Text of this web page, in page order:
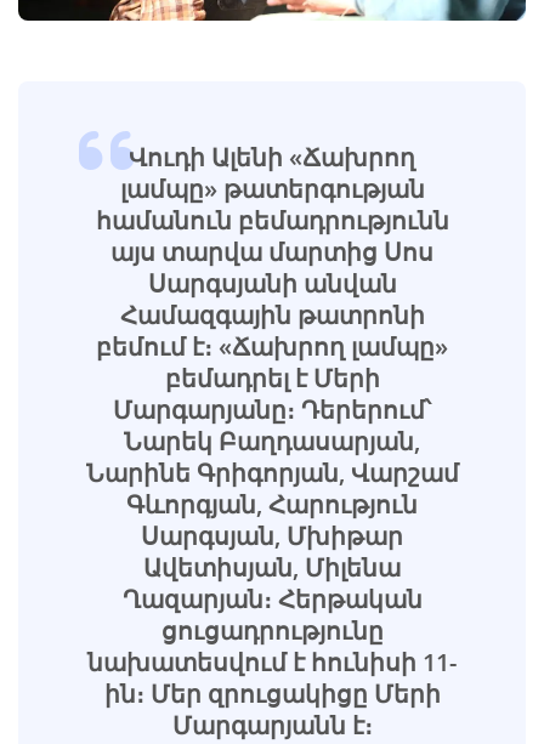
Վուդի Ալենի «Ճախրող
լամպը» թատերգության
համանուն բեմադրությունն
այս տարվա մարտից Սոս
Սարգսյանի անվան
Համազգային թատրոնի
բեմում է։ «Ճախրող լամպը»
բեմադրել է Մերի
Մարգարյանը։ Դերերում՝
Նարեկ Բաղդասարյան,
Նարինե Գրիգորյան, Վարշամ
Գևորգյան, Հարություն
Սարգսյան, Մխիթար
Ավետիսյան, Միլենա
Ղազարյան։ Հերթական
ցուցադրությունը
նախատեսվում է հունիսի 11-
ին։ Մեր զրուցակիցը Մերի
Մարգարյանն է։